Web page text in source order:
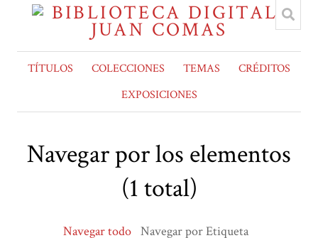
TÍTULOS COLECCIONES TEMAS
CRÉDITOS
EXPOSICIONES
Navegar por los elementos
(1 total)
Navegar todo Navegar por Etiqueta